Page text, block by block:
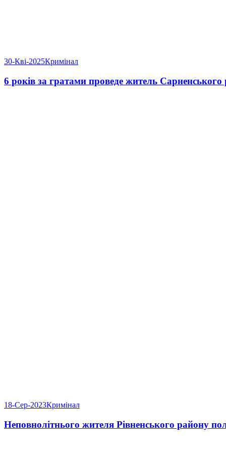
30-Кві-2025Кримінал
6 років за гратами проведе житель
18-Сер-2023Кримінал
Неповнолітнього жителя Рівненського району